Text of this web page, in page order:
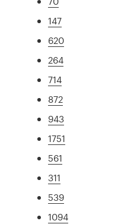
147
620
264
714
872
943
1751
561
311
539
1094